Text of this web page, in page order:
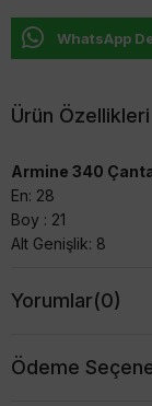
WhatsApp
Ürün Özellikleri
Armine 340
En: 28
Boy : 21
Alt Genişlik: 8
Yorumlar(0)
Ödeme